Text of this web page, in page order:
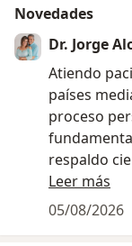
Novedades
Dr. Jorge
Atiendo
países
proceso
respaldo
persona,
Leer más
05/08/2026